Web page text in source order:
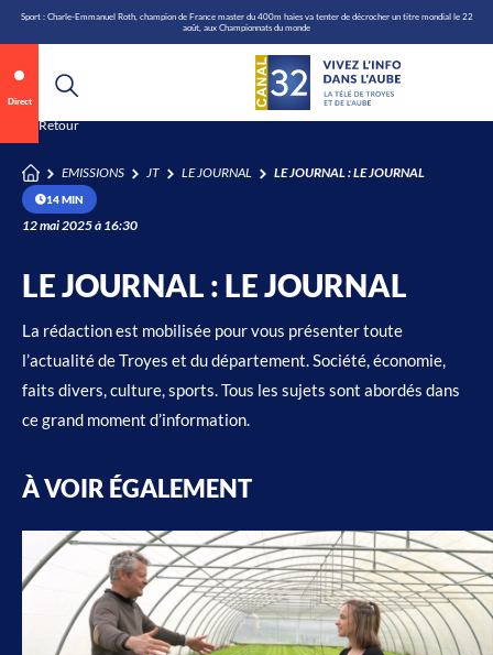
Aller
au
contenu
Sport : Charle-Emmanuel Roth, champion de France master du 400m haies va tenter de décrocher un titre mondial le 22
août, aux Championnats du monde
Direct
Retour
EMISSIONS JT LE JOURNAL LE JOURNAL : LE JOURNAL
Annonce 2 sur 2
14 MIN
12 mai 2025 à 16:30
LE JOURNAL : LE JOURNAL
La rédaction est mobilisée pour vous présenter toute
l’actualité de Troyes et du département. Société, économie,
faits divers, culture, sports. Tous les sujets sont abordés dans
ce grand moment d’information.
À VOIR ÉGALEMENT